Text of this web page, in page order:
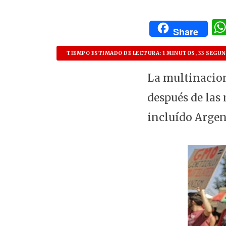
Share
TIEMPO ESTIMADO DE LECTURA: 1 MINUTOS, 33
La
después de
incluído